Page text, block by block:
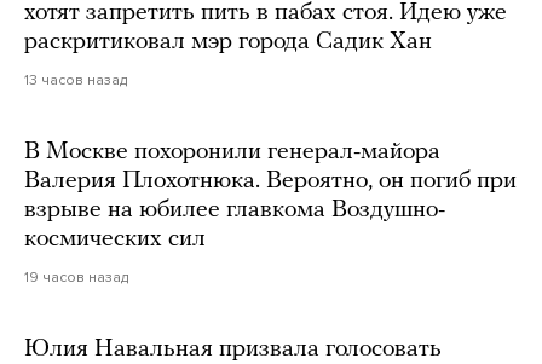
хотят запретить пить в пабах стоя. Идею уже
раскритиковал мэр города Садик Хан
13 часов назад
В Москве похоронили генерал-майора
Валерия Плохотнюка. Вероятно, он погиб при
взрыве на юбилее главкома Воздушно-
космических сил
19 часов назад
Юлия Навальная призвала голосовать